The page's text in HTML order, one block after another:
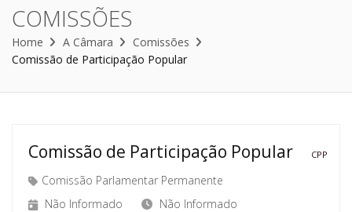
COMISSÕES
Home A Câmara
Comissões
Comissão de Participação Popular
Comissão de Participação Popular CPP
Comissão Parlamentar Permanente
Não Informado
Não Informado